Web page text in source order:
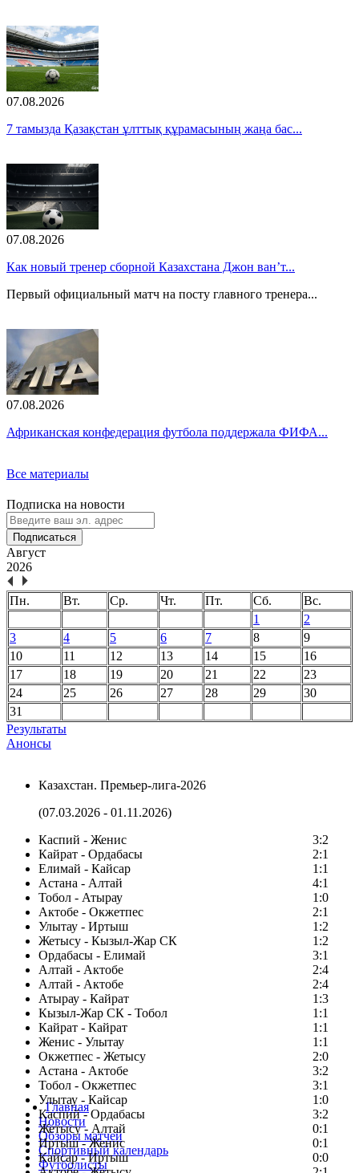
07.08.2026
7 тамызда Қазақстан ұлттық құрамасының жаңа бас...
07.08.2026
Как новый тренер сборной Казахстана Джон ван’т...
Первый официальный матч на посту главного тренера...
07.08.2026
Африканская конфедерация футбола поддержала ФИФА...
Все материалы
Подписка на новости
Подписаться
Август
2026
Пн. Вт. Ср. Чт. Пт. Сб.
Вс.
1
2
3
4 5 6 7 8
9
10
11 12 13 14 15
16
17
18 19 20 21 22
23
24
25 26 27 28 29
30
31
Результаты
Анонсы
Казахстан. Премьер-лига-2026
(07.03.2026 - 01.11.2026)
Каспий - Женис
3:2
Кайрат - Ордабасы
2:1
Елимай - Кайсар
1:1
Астана - Алтай
4:1
Тобол - Атырау
1:0
Актобе - Окжетпес
2:1
Улытау - Иртыш
1:2
Жетысу - Кызыл-Жар СК
1:2
Ордабасы - Елимай
3:1
Алтай - Актобе
2:4
Алтай - Актобе
2:4
Атырау - Кайрат
1:3
Кызыл-Жар СК - Тобол
1:1
Кайрат - Кайрат
1:1
Женис - Улытау
1:1
Окжетпес - Жетысу
2:0
Астана - Актобе
3:2
Тобол - Окжетпес
3:1
Улытау - Кайсар
1:0
Каспий - Ордабасы
3:2
Жетысу - Алтай
0:1
Иртыш - Женис
0:1
Кайсар - Иртыш
0:0
Главная
Новости
Обзоры матчей
Спортивный календарь
Футболисты